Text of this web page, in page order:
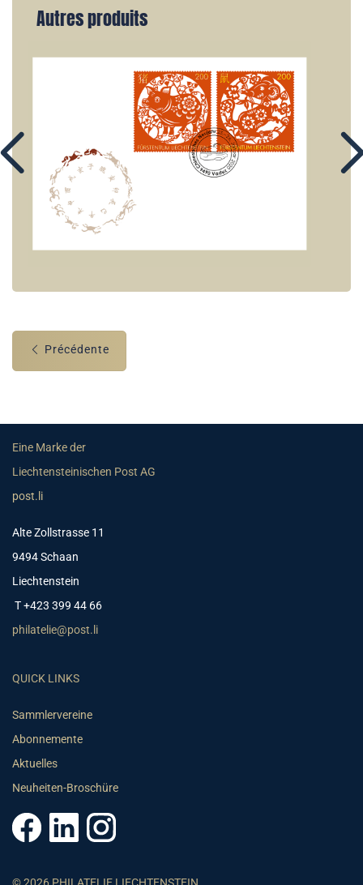
Autres produits
Précédente
Eine Marke der
Liechtensteinischen Post AG
post.li
Alte Zollstrasse 11
9494 Schaan
Liechtenstein
T +423 399 44 66
philatelie@post.li
QUICK LINKS
Sammlervereine
Abonnemente
Aktuelles
Neuheiten-Broschüre